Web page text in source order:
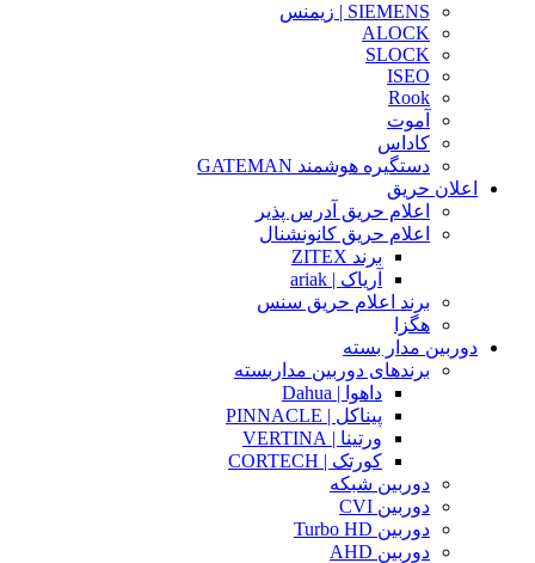
SIEMENS | زیمنس
ALOCK
SLOCK
ISEO
Rook
آموت
کاداس
دستگیره هوشمند GATEMAN
اعلان حریق
اعلام حریق آدرس پذیر
اعلام حریق کانونشنال
برند ZITEX
آریاک | ariak
برند اعلام حریق سنس
هگزا
دوربین مدار بسته
برندهای دوربین مداربسته
داهوا | Dahua
پیناکل | PINNACLE
ورتینا | VERTINA
کورتک | CORTECH
دوربین شبکه
دوربین CVI
دوربین Turbo HD
دوربین AHD